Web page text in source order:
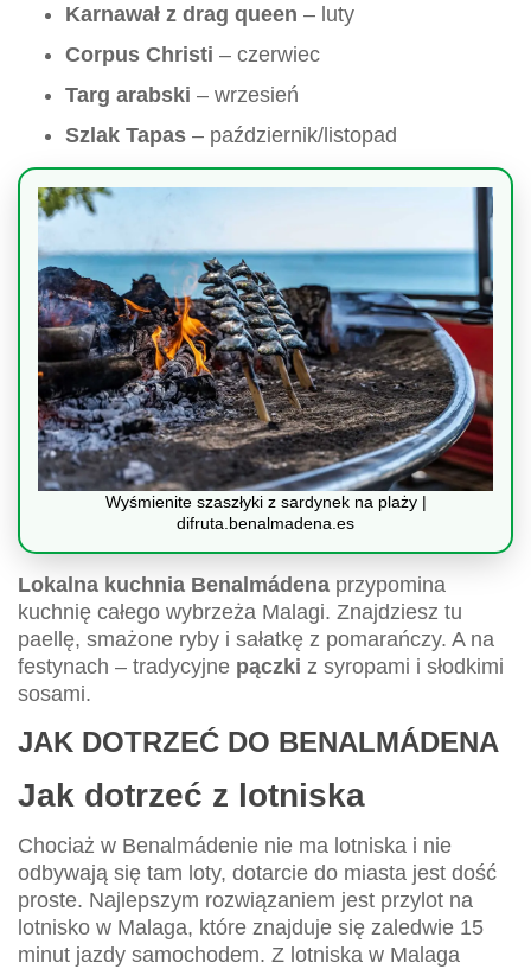
Karnawał z drag queen – luty
Corpus Christi – czerwiec
Targ arabski – wrzesień
Szlak Tapas – październik/listopad
Wyśmienite szaszłyki z sardynek na plaży |
difruta.benalmadena.es
Lokalna kuchnia Benalmádena przypomina
kuchnię całego wybrzeża Malagi. Znajdziesz tu
paellę, smażone ryby i sałatkę z pomarańczy. A na
festynach – tradycyjne pączki z syropami i słodkimi
sosami.
JAK DOTRZEĆ DO BENALMÁDENA
Jak dotrzeć z lotniska
Chociaż w Benalmádenie nie ma lotniska i nie
odbywają się tam loty, dotarcie do miasta jest dość
proste. Najlepszym rozwiązaniem jest przylot na
lotnisko w Malaga, które znajduje się zaledwie 15
minut jazdy samochodem. Z lotniska w Malaga